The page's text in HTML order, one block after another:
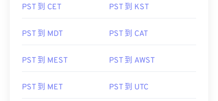
PST 到 CET PST 到 KST
PST 到 MDT PST 到 CAT
PST 到 MEST PST 到 AWST
PST 到 MET PST 到 UTC